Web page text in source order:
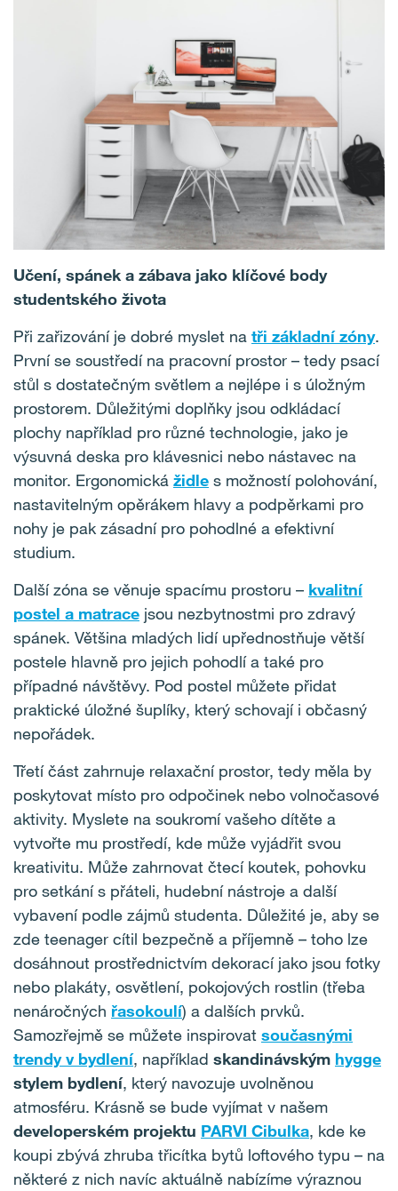
Učení, spánek a zábava jako klíčové body
studentského života
Při zařizování je dobré myslet na tři základní zóny.
První se soustředí na pracovní prostor – tedy psací
stůl s dostatečným světlem a nejlépe i s úložným
prostorem. Důležitými doplňky jsou odkládací
plochy například pro různé technologie, jako je
výsuvná deska pro klávesnici nebo nástavec na
monitor. Ergonomická židle s možností polohování,
nastavitelným opěrákem hlavy a podpěrkami pro
nohy je pak zásadní pro pohodlné a efektivní
studium.
Další zóna se věnuje spacímu prostoru – kvalitní
postel a matrace jsou nezbytnostmi pro zdravý
spánek. Většina mladých lidí upřednostňuje větší
postele hlavně pro jejich pohodlí a také pro
případné návštěvy. Pod postel můžete přidat
praktické úložné šuplíky, který schovají i občasný
nepořádek.
Třetí část zahrnuje relaxační prostor, tedy měla by
poskytovat místo pro odpočinek nebo volnočasové
aktivity. Myslete na soukromí vašeho dítěte a
vytvořte mu prostředí, kde může vyjádřit svou
kreativitu. Může zahrnovat čtecí koutek, pohovku
pro setkání s přáteli, hudební nástroje a další
vybavení podle zájmů studenta. Důležité je, aby se
zde teenager cítil bezpečně a příjemně – toho lze
dosáhnout prostřednictvím dekorací jako jsou fotky
nebo plakáty, osvětlení, pokojových rostlin (třeba
nenáročných řasokoulí) a dalších prvků.
Samozřejmě se můžete inspirovat současnými
trendy v bydlení, například skandinávským hygge
stylem bydlení, který navozuje uvolněnou
atmosféru. Krásně se bude vyjímat v našem
developerském projektu PARVI Cibulka, kde ke
koupi zbývá zhruba třicítka bytů loftového typu – na
některé z nich navíc aktuálně nabízíme výraznou